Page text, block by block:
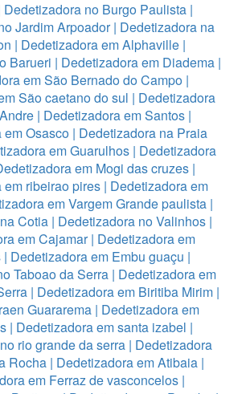
Dedetizadora no Burgo Paulista |
Jardim Arpoador| Dedetizadora na
| Dedetizadora em Alphaville |
Barueri | Dedetizadora em Diadema|
em São Bernado do Campo |
São caetano do sul | Dedetizadora
| Dedetizadora em Santos|
em Osasco | Dedetizadora na Praia
em Guarulhos| Dedetizadora
em Mogi das cruzes |
ribeirao pires| Dedetizadora em
em Vargem Grande paulista |
Cotia | Dedetizadora no Valinhos |
em Cajamar| Dedetizadora em
| Dedetizadora em Embu guaçu |
Taboao da Serra | Dedetizadora em
| Dedetizadora em Biritiba Mirim |
Guararema | Dedetizadora em
| Dedetizadora em santa izabel |
rio grande da serra | Dedetizadora
Rocha | Dedetizadora em Atibaia |
em Ferraz de vasconcelos|